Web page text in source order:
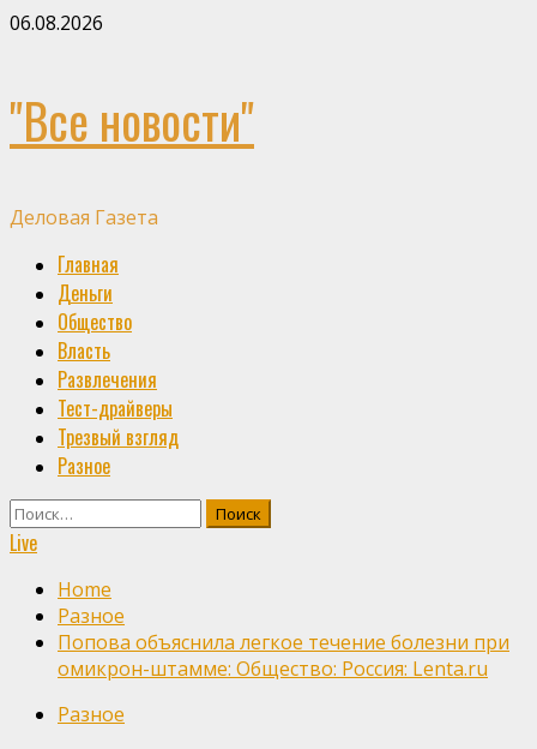
Skip
06.08.2026
"Все новости"
Деловая Газета
Primary
Menu
Главная
Деньги
Общество
Власть
Развлечения
Тест-драйверы
Трезвый взгляд
Разное
Найти:
Live
Home
Разное
Попова объяснила легкое течение болезни при
омикрон-штамме: Общество: Россия: Lenta.ru
Разное